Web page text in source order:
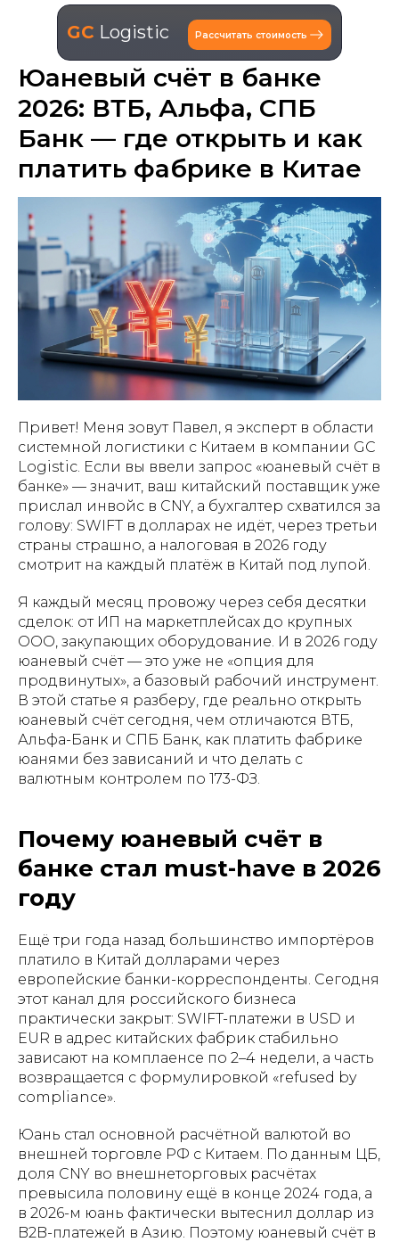
GC Logistic Рассчитать стоимость
Юаневый счёт в банке
2026: ВТБ, Альфа, СПБ
Банк — где открыть и как
платить фабрике в Китае
Привет! Меня зовут Павел, я эксперт в области
системной логистики с Китаем в компании GC
Logistic. Если вы ввели запрос «юаневый счёт в
банке» — значит, ваш китайский поставщик уже
прислал инвойс в CNY, а бухгалтер схватился за
голову: SWIFT в долларах не идёт, через третьи
страны страшно, а налоговая в 2026 году
смотрит на каждый платёж в Китай под лупой.
Я каждый месяц провожу через себя десятки
сделок: от ИП на маркетплейсах до крупных
ООО, закупающих оборудование. И в 2026 году
юаневый счёт — это уже не «опция для
продвинутых», а базовый рабочий инструмент.
В этой статье я разберу, где реально открыть
юаневый счёт сегодня, чем отличаются ВТБ,
Альфа-Банк и СПБ Банк, как платить фабрике
юанями без зависаний и что делать с
валютным контролем по 173-ФЗ.
Почему юаневый счёт в
банке стал must-have в 2026
году
Ещё три года назад большинство импортёров
платило в Китай долларами через
европейские банки-корреспонденты. Сегодня
этот канал для российского бизнеса
практически закрыт: SWIFT-платежи в USD и
EUR в адрес китайских фабрик стабильно
зависают на комплаенсе по 2–4 недели, а часть
возвращается с формулировкой «refused by
compliance».
Юань стал основной расчётной валютой во
внешней торговле РФ с Китаем. По данным ЦБ,
доля CNY во внешнеторговых расчётах
превысила половину ещё в конце 2024 года, а
в 2026-м юань фактически вытеснил доллар из
B2B-платежей в Азию. Поэтому юаневый счёт в